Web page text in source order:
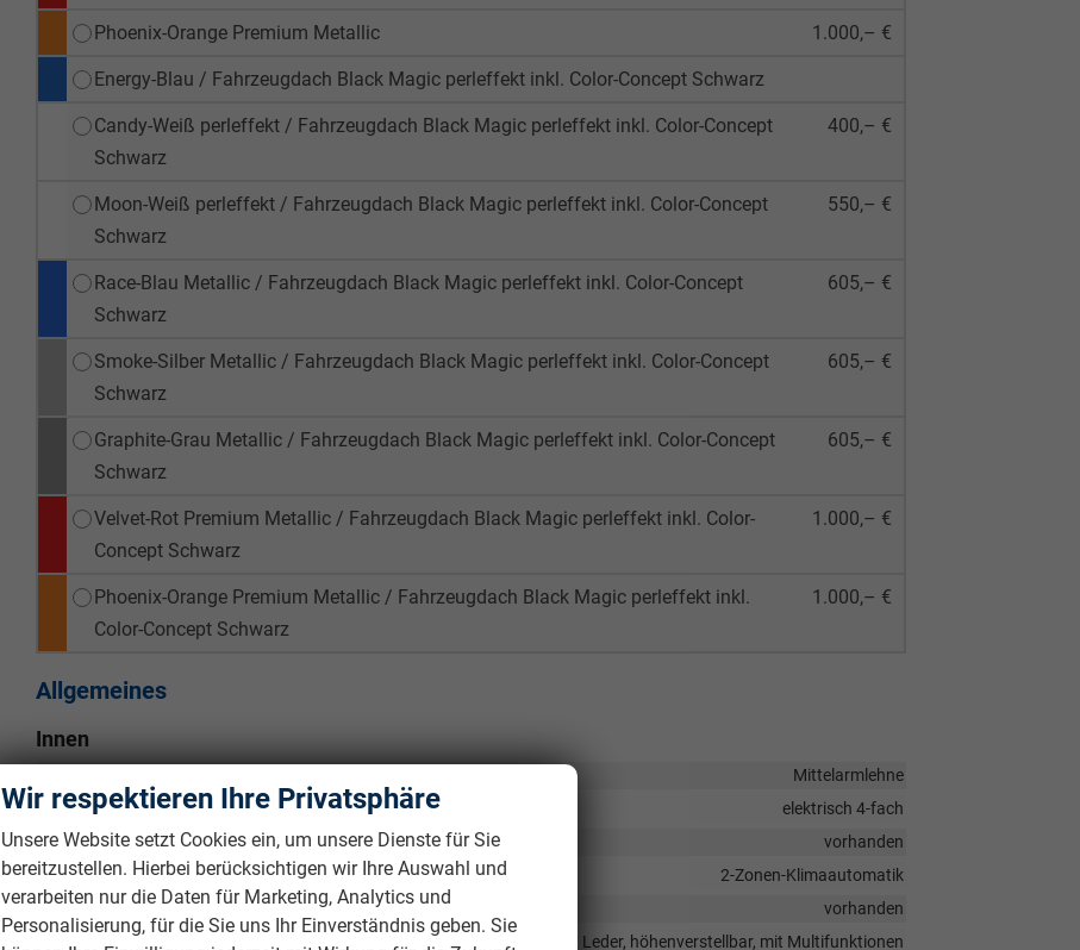
Phoenix-Orange Premium Metallic 1.000,– €
Energy-Blau / Fahrzeugdach Black Magic perleffekt inkl. Color-Concept Schwarz
Candy-Weiß perleffekt / Fahrzeugdach Black Magic perleffekt inkl. Color-Concept
Schwarz
400,– €
Moon-Weiß perleffekt / Fahrzeugdach Black Magic perleffekt inkl. Color-Concept
Schwarz
550,– €
Race-Blau Metallic / Fahrzeugdach Black Magic perleffekt inkl. Color-Concept
Schwarz
605,– €
Smoke-Silber Metallic / Fahrzeugdach Black Magic perleffekt inkl. Color-Concept
Schwarz
605,– €
Graphite-Grau Metallic / Fahrzeugdach Black Magic perleffekt inkl. Color-Concept
Schwarz
605,– €
Velvet-Rot Premium Metallic / Fahrzeugdach Black Magic perleffekt inkl. Color-
Concept Schwarz
1.000,– €
Phoenix-Orange Premium Metallic / Fahrzeugdach Black Magic perleffekt inkl.
Color-Concept Schwarz
1.000,– €
Allgemeines
Innen
Mittelarmlehne
Fensterheber
elektrisch 4-fach
Gepäckraumabtrennung
vorhanden
Klimatisierung
2-Zonen-Klimaautomatik
Laderaumabdeckung
vorhanden
in Leder, höhenverstellbar, mit Multifunktionen
Wir respektieren Ihre Privatsphäre
Unsere Website setzt Cookies ein, um unsere Dienste für Sie
bereitzustellen. Hierbei berücksichtigen wir Ihre Auswahl und
verarbeiten nur die Daten für Marketing, Analytics und
Personalisierung, für die Sie uns Ihr Einverständnis geben. Sie